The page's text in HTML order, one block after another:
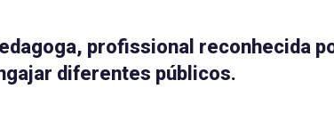
profissional reconhecida
diferentes públicos.